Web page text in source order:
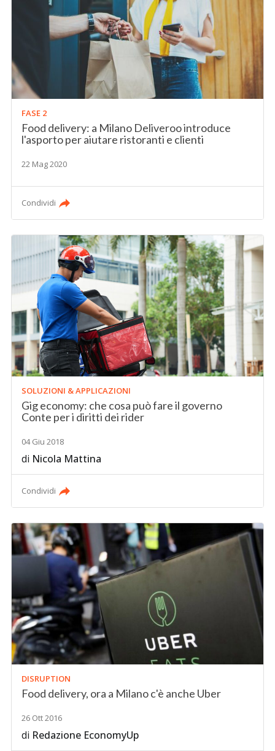
FASE 2
Food delivery: a Milano Deliveroo introduce
l'asporto per aiutare ristoranti e clienti
22 Mag 2020
Condividi
SOLUZIONI & APPLICAZIONI
Gig economy: che cosa può fare il governo
Conte per i diritti dei rider
04 Giu 2018
di Nicola Mattina
Condividi
DISRUPTION
Food delivery, ora a Milano c'è anche Uber
26 Ott 2016
di Redazione EconomyUp